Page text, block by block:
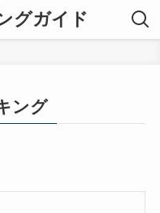
グガイド
ング